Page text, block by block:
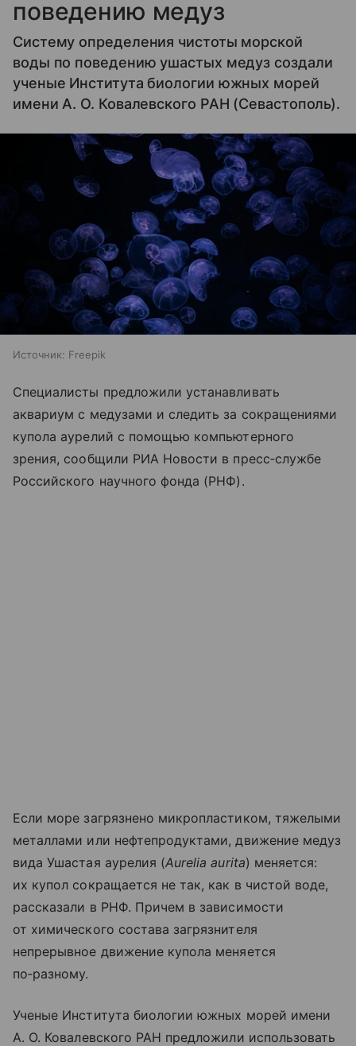
поведению медуз
Систему определения чистоты морской
воды по поведению ушастых медуз создали
ученые Института биологии южных морей
имени А. О. Ковалевского РАН (Севастополь).
Источник: Freepik
Специалисты предложили устанавливать
аквариум с медузами и следить за сокращениями
купола аурелий с помощью компьютерного
зрения, сообщили РИА Новости в пресс‑службе
Российского научного фонда (РНФ).
Если море загрязнено микропластиком, тяжелыми
металлами или нефтепродуктами, движение медуз
вида Ушастая аурелия (Aurelia aurita) меняется:
их купол сокращается не так, как в чистой воде,
рассказали в РНФ. Причем в зависимости
от химического состава загрязнителя
непрерывное движение купола меняется
по‑разному.
Ученые Института биологии южных морей имени
А. О. Ковалевского РАН предложили использовать